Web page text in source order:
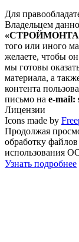
Для
Владельцем
того или иного
желаете, чтобы
мы готовы
материала, а
контента
письмо на e-mail:
Лицензии
Icons made by
Продолжая
обработку
использования
Узнать подробнее